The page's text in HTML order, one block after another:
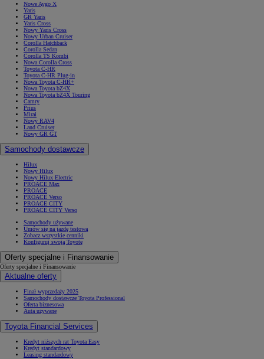
Nowe Aygo X
Yaris
GR Yaris
Yaris Cross
Nowy Yaris Cross
Nowy Urban Cruiser
Corolla Hatchback
Corolla Sedan
Corolla TS Kombi
Nowa Corolla Cross
Toyota C-HR
Toyota C-HR Plug-in
Nowa Toyota C-HR+
Nowa Toyota bZ4X
Nowa Toyota bZ4X Touring
Camry
Prius
Mirai
Nowy RAV4
Land Cruiser
Nowy GR GT
Samochody dostawcze
Hilux
Nowy Hilux
Nowy Hilux Electric
PROACE Max
PROACE
PROACE Verso
PROACE CITY
PROACE CITY Verso
Samochody używane
Umów się na jazdę testową
Zobacz wszystkie cenniki
Konfiguruj swoją Toyotę
Oferty specjalne i Finansowanie
Oferty specjalne i Finansowanie
Aktualne oferty
Finał wyprzedaży 2025
Samochody dostawcze Toyota Professional
Oferta biznesowa
Auta używane
Toyota Financial Services
Kredyt niższych rat Toyota Easy
Kredyt standardowy
Leasing standardowy